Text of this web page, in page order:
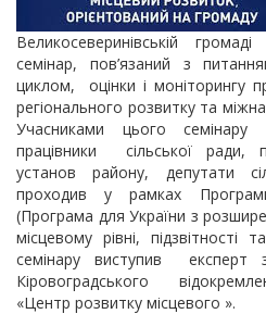
Великосеверинівській
семінар, пов’язаний з
циклом, оцінки і моніторингу
регіонального розвитку та
Учасниками цього
працівники сільської ради,
установ району, депутати
проходив у рамках
(Програма для України з
місцевому рівні,
семінару виступив експерт
Кіровоградського
«Центр розвитку місцевого ».